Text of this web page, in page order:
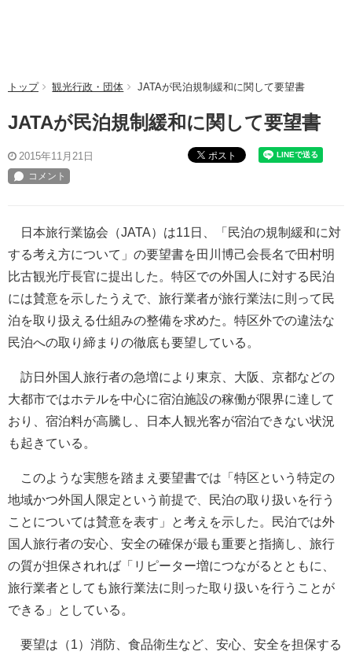
トップ 観光行政・団体 JATAが民泊規制緩和に関して要望書
JATAが民泊規制緩和に関して要望書
2015年11月21日 ポスト
日本旅行業協会（JATA）は11日、「民泊の規制緩和に対
する考え方について」の要望書を田川博己会長名で田村明
比古観光庁長官に提出した。特区での外国人に対する民泊
には賛意を示したうえで、旅行業者が旅行業法に則って民
泊を取り扱える仕組みの整備を求めた。特区外での違法な
民泊への取り締まりの徹底も要望している。
訪日外国人旅行者の急増により東京、大阪、京都などの
大都市ではホテルを中心に宿泊施設の稼働が限界に達して
おり、宿泊料が高騰し、日本人観光客が宿泊できない状況
も起きている。
このような実態を踏まえ要望書では「特区という特定の
地域かつ外国人限定という前提で、民泊の取り扱いを行う
ことについては賛意を表す」と考えを示した。民泊では外
国人旅行者の安心、安全の確保が最も重要と指摘し、旅行
の質が担保されれば「リピーター増につながるとともに、
旅行業者としても旅行業法に則った取り扱いを行うことが
できる」としている。
要望は（1）消防、食品衛生など、安心、安全を担保する